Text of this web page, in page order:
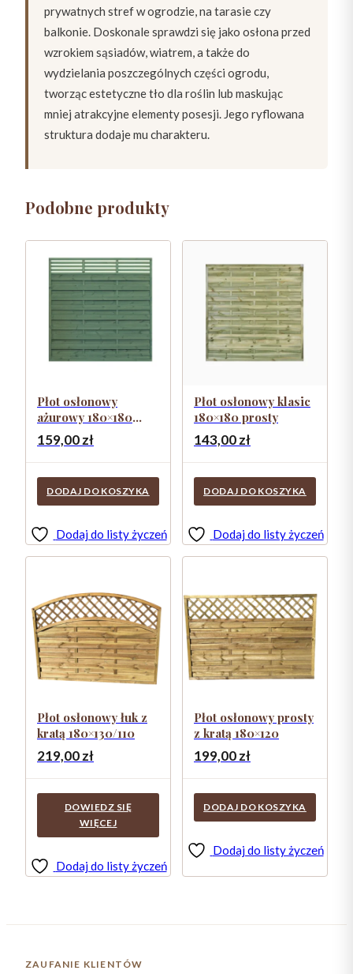
prywatnych stref w ogrodzie, na tarasie czy
balkonie. Doskonale sprawdzi się jako osłona przed
wzrokiem sąsiadów, wiatrem, a także do
wydzielania poszczególnych części ogrodu,
tworząc estetyczne tło dla roślin lub maskując
mniej atrakcyjne elementy posesji. Jego ryflowana
struktura dodaje mu charakteru.
Podobne produkty
Płot osłonowy
ażurowy 180×180
PATYNA
159,00zł
DODAJ DO KOSZYKA
Dodaj do listy życzeń
Płot osłonowy klasic
180×180 prosty
143,00zł
DODAJ DO KOSZYKA
Dodaj do listy życzeń
Płot osłonowy łuk z
kratą 180×130/110
219,00zł
DOWIEDZ SIĘ
WIĘCEJ
Dodaj do listy życzeń
Płot osłonowy prosty
z kratą 180×120
199,00zł
DODAJ DO KOSZYKA
Dodaj do listy życzeń
ZAUFANIE KLIENTÓW